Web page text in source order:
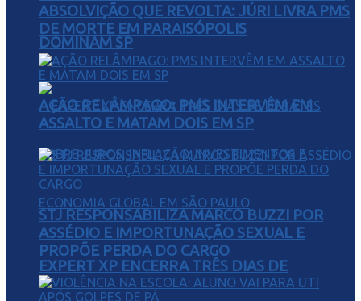
DOMINAM SP
EXPERT XP ENCERRA TRÊS DIAS DE
ABSOLVIÇÃO QUE REVOLTA: JÚRI LIVRA PMS
DE MORTE EM PARAISÓPOLIS
AÇÃO RELÂMPAGO: PMS INTERVÊM EM
ASSALTO E MATAM DOIS EM SP
STJ RESPONSABILIZA MARCO BUZZI POR
ASSÉDIO E IMPORTUNAÇÃO SEXUAL E
PROPÕE PERDA DO CARGO